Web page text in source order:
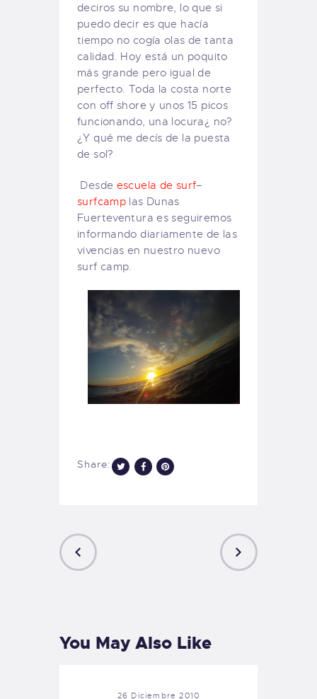
deciros su nombre, lo que si
puedo decir es que hacía
tiempo no cogía olas de tanta
calidad. Hoy está un poquito
más grande pero igual de
perfecto. Toda la costa norte
con off shore y unos 15 picos
funcionando, una locura¿ no?
¿Y qué me decís de la puesta
de sol?
Desde escuela de surf–
surfcamp las Dunas
Fuerteventura es seguiremos
informando diariamente de las
vivencias en nuestro nuevo
surf camp.
Share:
You May Also Like
26 Diciembre 2010